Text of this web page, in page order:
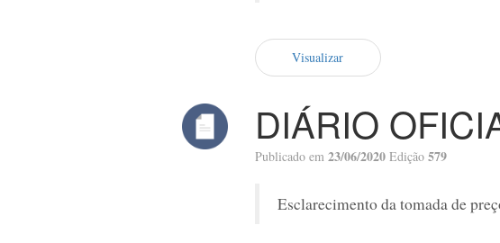
Visualizar
DIÁRIO
Publicado em 23/06/2020 Edição 579
Esclarecimento da tomada de